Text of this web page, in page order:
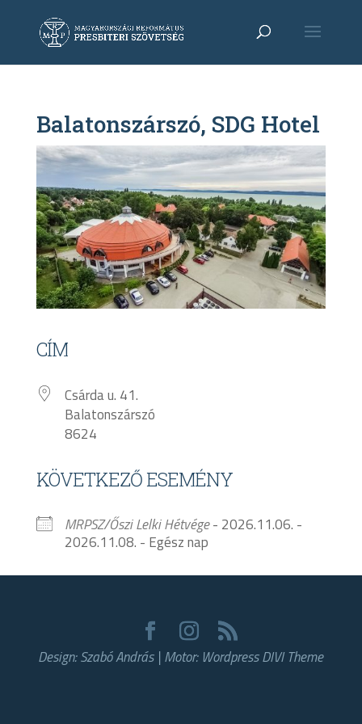
Balatonszárszó, SDG Hotel
CÍM
Csárda u. 41.
Balatonszárszó
8624
KÖVETKEZŐ ESEMÉNY
MRPSZ/Őszi Lelki Hétvége- 2026.11.06. -
2026.11.08. - Egész nap
Design: Szabó András | Motor: Wordpress DIVI Theme